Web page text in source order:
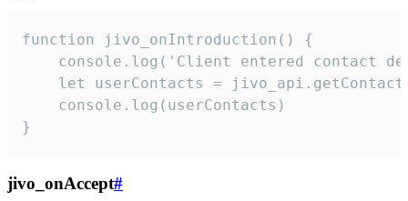
function jivo_onIntroduction() {
console.log('Client entered contact
let userContacts =
    console.log(userContacts)
}
jivo_onAccept#